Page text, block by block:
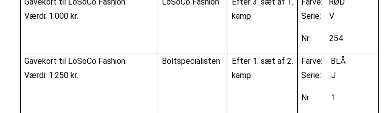
Gavekort til LoSoCo Fashion.
Værdi: 1.000 kr.
LoSoCo Fashion
Efter 3. sæt af 1.
kamp
Farve: RØD
Serie: V
Nr: 254
Gavekort til LoSoCo Fashion.
Værdi: 1.250 kr.
Boltspecialisten
Efter 1. sæt af 2.
kamp
Farve: BLÅ
Serie: J
Nr: 1